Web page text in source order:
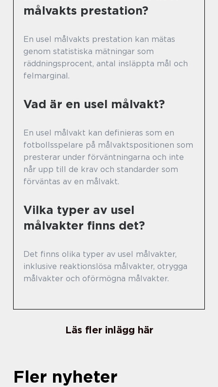
målvakts prestation?
En usel målvakts prestation kan mätas
genom statistiska mätningar som
räddningsprocent, antal insläppta mål och
felmarginal.
Vad är en usel målvakt?
En usel målvakt kan definieras som en
fotbollsspelare på målvaktspositionen som
presterar under förväntningarna och inte
når upp till de krav och standarder som
förväntas av en målvakt.
Vilka typer av usel
målvakter finns det?
Det finns olika typer av usel målvakter,
inklusive reaktionslösa målvakter, otrygga
målvakter och oförmögna målvakter.
Läs fler inlägg här
Fler nyheter